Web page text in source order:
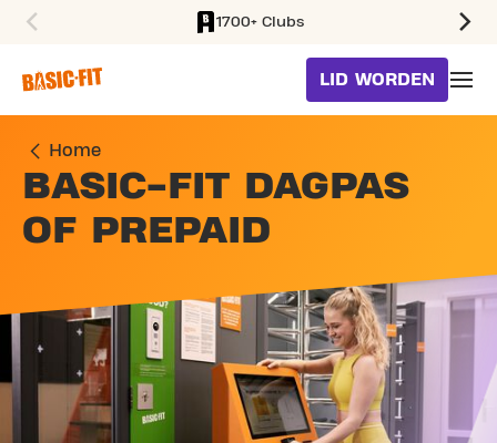
1700+ Clubs
LID WORDEN
Home
BASIC-FIT DAGPAS
OF PREPAID